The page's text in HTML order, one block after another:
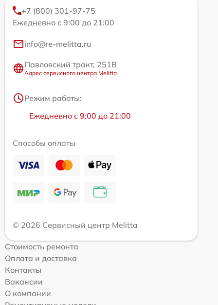
+7 (800) 301-97-75
Ежедневно с 9:00 до 21:00
info@re-melitta.ru
Павловский тракт, 251В
Адрес сервисного центра Melitta
Режим работы:
Ежедневно с 9:00 до 21:00
Способы оплаты
© 2026 Сервисный центр Melitta
Стоимость ремонта
Оплата и доставка
Контакты
Вакансии
О компании